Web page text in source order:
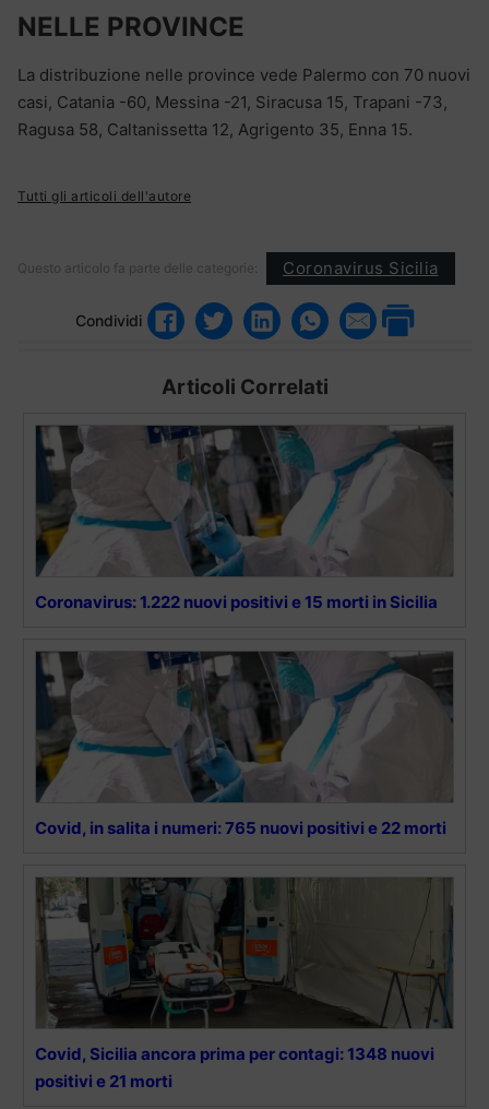
NELLE PROVINCE
La distribuzione nelle province vede Palermo con 70 nuovi
casi, Catania -60, Messina -21, Siracusa 15, Trapani -73,
Ragusa 58, Caltanissetta 12, Agrigento 35, Enna 15.
Tutti gli articoli dell'autore
Questo articolo fa parte delle categorie: Coronavirus Sicilia
Condividi
Articoli Correlati
Coronavirus: 1.222 nuovi positivi e 15 morti in Sicilia
Covid, in salita i numeri: 765 nuovi positivi e 22 morti
Covid, Sicilia ancora prima per contagi: 1348 nuovi
positivi e 21 morti